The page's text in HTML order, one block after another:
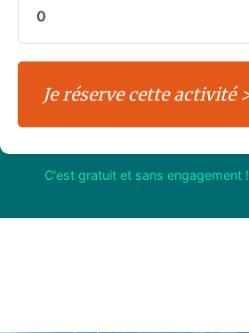
C'est gratuit et sans engagement !